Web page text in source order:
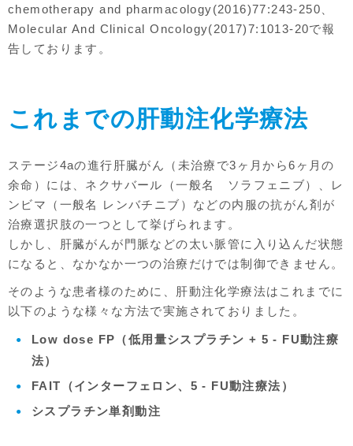
chemotherapy and pharmacology(2016)77:243-250、
Molecular And Clinical Oncology(2017)7:1013-20で報
告しております。
これまでの肝動注化学療法
ステージ4aの進行肝臓がん（未治療で3ヶ月から6ヶ月の
余命）には、ネクサバール（一般名 ソラフェニブ）、レ
ンビマ（一般名 レンバチニブ）などの内服の抗がん剤が
治療選択肢の一つとして挙げられます。
しかし、肝臓がんが門脈などの太い脈管に入り込んだ状態
になると、なかなか一つの治療だけでは制御できません。
そのような患者様のために、肝動注化学療法はこれまでに
以下のような様々な方法で実施されておりました。
Low dose FP（低用量シスプラチン + 5 - FU動注療
法）
FAIT（インターフェロン、5 - FU動注療法）
シスプラチン単剤動注